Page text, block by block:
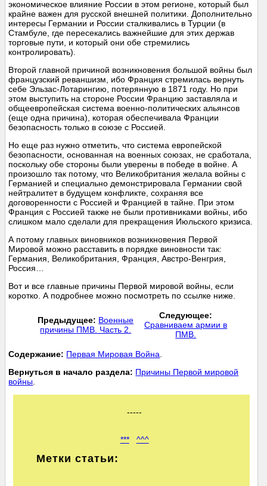
экономическое влияние России в этом регионе, который был
крайне важен для русской внешней политики. Дополнительно
интересы Германии и России сталкивались в Турции (в
Стамбуле, где пересекались важнейшие для этих держав
торговые пути, и который они обе стремились
контролировать).
Второй главной причиной возникновения большой войны был
французский реваншизм, ибо Франция стремилась вернуть
себе Эльзас-Лотарингию, потерянную в 1871 году. Но при
этом выступить на стороне России Францию заставляла и
общеевропейская система военно-политических альянсов
(еще одна причина), которая обеспечивала Франции
безопасность только в союзе с Россией.
Но еще раз нужно отметить, что система европейской
безопасности, основанная на военных союзах, не сработала,
поскольку обе стороны были уверены в победе в войне. А
произошло так потому, что Великобритания желала войны с
Германией и специально демонстрировала Германии свой
нейтралитет в будущем конфликте, сохраняя все
договоренности с Россией и Францией в тайне. При этом
Франция с Россией также не были противниками войны, ибо
слишком мало сделали для прекращения Июльского кризиса.
А потому главных виновников возникновения Первой
Мировой можно расставить в порядке виновности так:
Германия, Великобритания, Франция, Австро-Венгрия,
Россия…
Вот и все главные причины Первой мировой войны, если
коротко. А подробнее можно посмотреть по ссылке ниже.
Предыдущее: Военные
причины ПМВ. Часть 2.
Следующее:
Сравниваем армии в
ПМВ.
Cодержание: Первая Мировая Война
Вернуться в начало раздела: Причины Первой мировой
войны
-----
*** ^^^
Метки статьи: